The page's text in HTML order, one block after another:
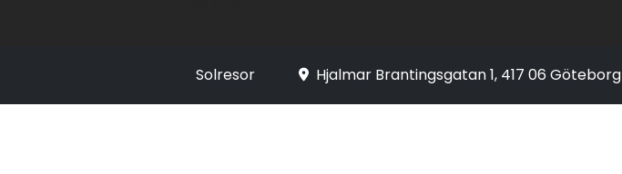
Solresor Hjalmar Brantingsgatan 1, 417 06 Göteborg